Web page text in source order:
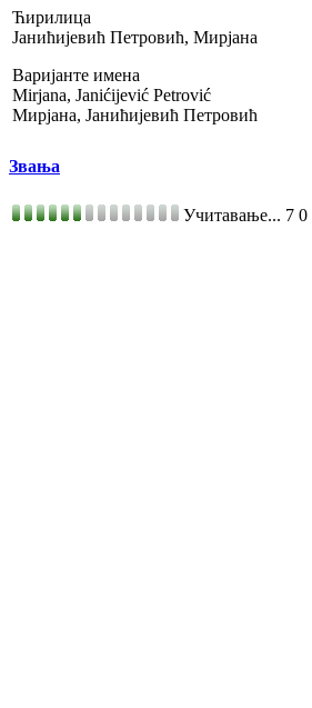
Ћирилица
Јанићијевић Петровић, Мирјана
Варијанте имена
Mirjana, Janićijević Petrović
Мирјана, Јанићијевић Петровић
Звања
Учитавање... 7 0